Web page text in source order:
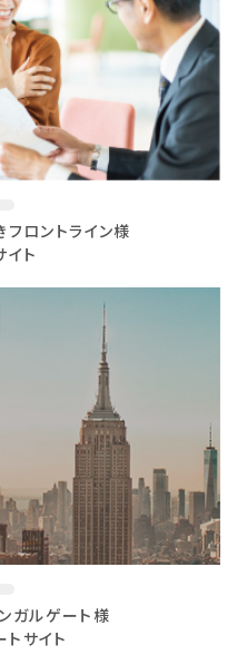
ロントライン様
イト
ガルゲート様
サイト